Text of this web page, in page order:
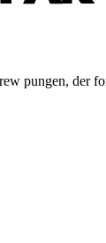
pungen, der